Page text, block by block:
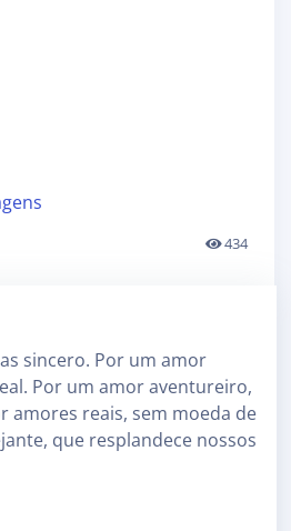
434
sincero. Por um amor
Por um amor aventureiro,
amores reais, sem moeda de
que resplandece nossos